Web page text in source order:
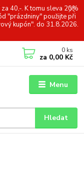
40,-. K tomu sleva 20%
"prázdniny" použijte při
kupón". do 31.8.2026.
Menu
Hledat
0 ks
za 0,00 Kč